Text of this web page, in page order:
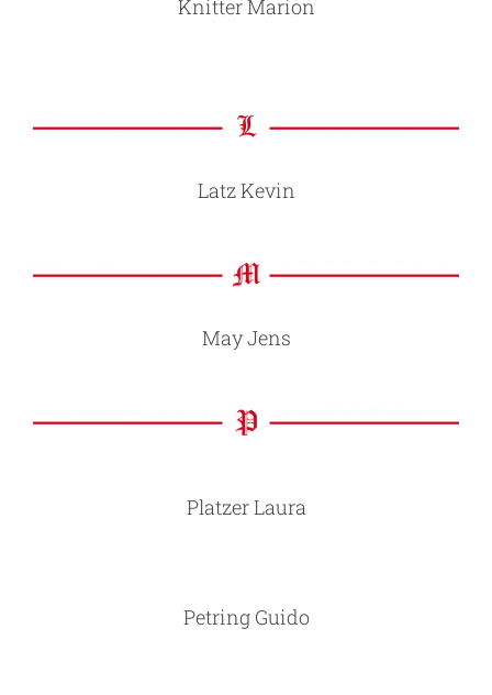
Knitter Marion
Latz Kevin
May Jens
Platzer Laura
Petring Guido